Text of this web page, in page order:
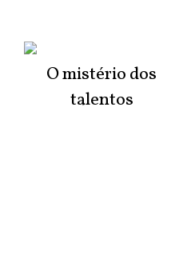
O mistério dos
talentos